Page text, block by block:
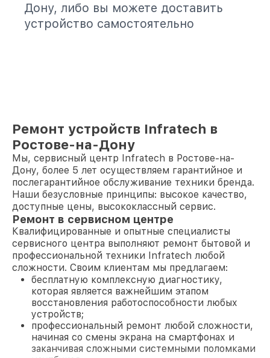
Дону, либо вы можете доставить
устройство самостоятельно
Ремонт устройств Infratech в
Ростове-на-Дону
Мы, сервисный центр Infratech в Ростове-на-
Дону, более 5 лет осуществляем гарантийное и
послегарантийное обслуживание техники бренда.
Наши безусловные принципы: высокое качество,
доступные цены, высококлассный сервис.
Ремонт в сервисном центре
Квалифицированные и опытные специалисты
сервисного центра выполняют ремонт бытовой и
профессиональной техники Infratech любой
сложности. Своим клиентам мы предлагаем:
бесплатную комплексную диагностику,
которая является важнейшим этапом
восстановления работоспособности любых
устройств;
профессиональный ремонт любой сложности,
начиная со смены экрана на смартфонах и
заканчивая сложными системными поломками